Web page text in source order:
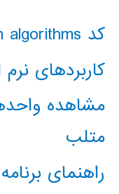
کد classical AI search algorithms
کاربردهای
مشاهده
متلب
راهنمای